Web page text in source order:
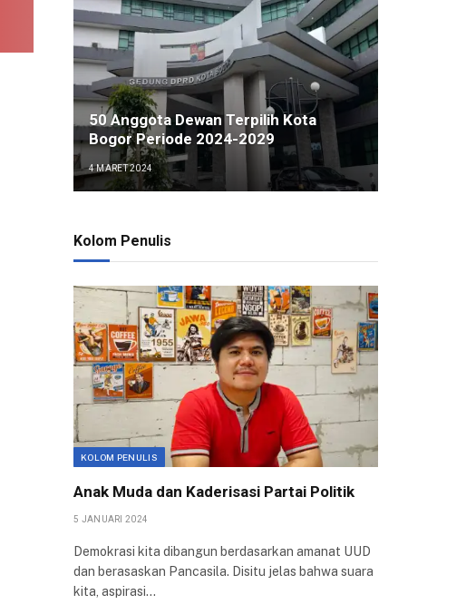
50 Anggota Dewan Terpilih Kota
Bogor Periode 2024-2029
4 MARET 2024
Kolom Penulis
KOLOM PENULIS
Anak Muda dan Kaderisasi Partai Politik
5 JANUARI 2024
Demokrasi kita dibangun berdasarkan amanat UUD
dan berasaskan Pancasila. Disitu jelas bahwa suara
kita, aspirasi…